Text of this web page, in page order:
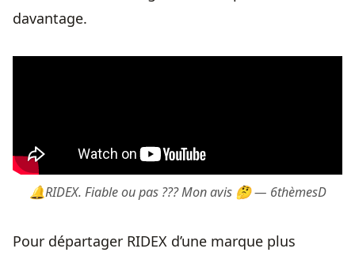
davantage.
🔔RIDEX. Fiable ou pas ??? Mon avis 🤔 — 6thèmesD
Pour départager RIDEX d’une marque plus